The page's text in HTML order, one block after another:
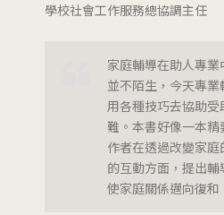
學校社會工作服務總協調主任
家庭輔導在助人專
並不陌生，今天專
用各種技巧去協助
難。本書好像一本精
作者在透過改變家
的互動方面，提出輔
使家庭關係邁向復和